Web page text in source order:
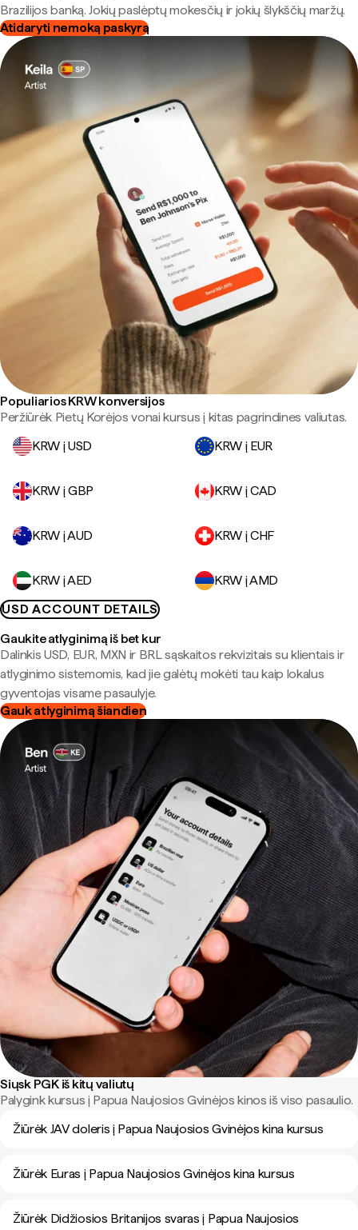
Brazilijos banką. Jokių paslėptų mokesčių ir jokių šlykščių maržų.
Atidaryti nemoką paskyrą
Populiarios KRW konversijos
Peržiūrėk Pietų Korėjos vonai kursus į kitas pagrindines valiutas.
KRW į USD
KRW į EUR
KRW į GBP KRW į CAD
KRW į AUD KRW į CHF
KRW į AED
KRW į AMD
USD ACCOUNT DETAILS
Gaukite atlyginimą iš bet kur
Dalinkis USD, EUR, MXN ir BRL sąskaitos rekvizitais su klientais ir
atlyginimo sistemomis, kad jie galėtų mokėti tau kaip lokalus
gyventojas visame pasaulyje.
Gauk atlyginimą šiandien
Siųsk PGK iš kitų valiutų
Palygink kursus į Papua Naujosios Gvinėjos kinos iš viso pasaulio.
Žiūrėk JAV doleris į Papua Naujosios Gvinėjos kina kursus
Žiūrėk Euras į Papua Naujosios Gvinėjos kina kursus
Žiūrėk Didžiosios Britanijos svaras į Papua Naujosios